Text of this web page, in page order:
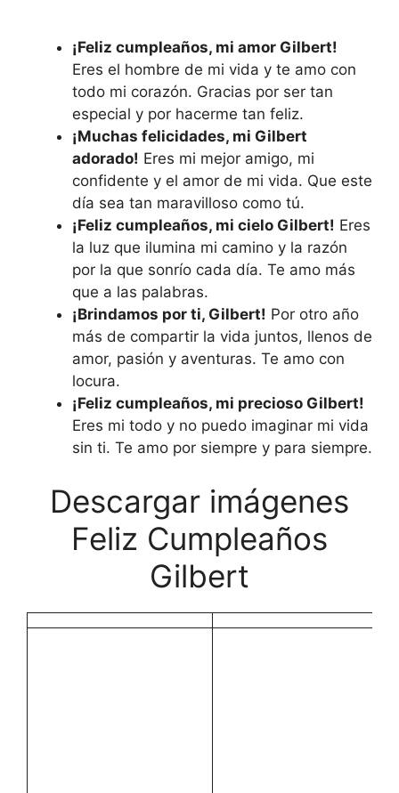
¡Feliz cumpleaños, mi amor Gilbert!
Eres el hombre de mi vida y te amo con
todo mi corazón. Gracias por ser tan
especial y por hacerme tan feliz.
¡Muchas felicidades, mi Gilbert
adorado! Eres mi mejor amigo, mi
confidente y el amor de mi vida. Que este
día sea tan maravilloso como tú.
¡Feliz cumpleaños, mi cielo Gilbert! Eres
la luz que ilumina mi camino y la razón
por la que sonrío cada día. Te amo más
que a las palabras.
¡Brindamos por ti, Gilbert! Por otro año
más de compartir la vida juntos, llenos de
amor, pasión y aventuras. Te amo con
locura.
¡Feliz cumpleaños, mi precioso Gilbert!
Eres mi todo y no puedo imaginar mi vida
sin ti. Te amo por siempre y para siempre.
Descargar imágenes
Feliz Cumpleaños
Gilbert